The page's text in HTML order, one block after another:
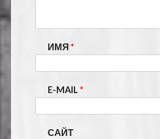
ИМЯ *
E-MAIL *
САЙТ